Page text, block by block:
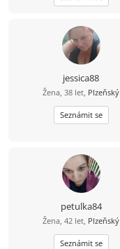
jessica88
Žena, 38 let, Plzeňský
Seznámit se
petulka84
Žena, 42 let, Plzeňský
Seznámit se